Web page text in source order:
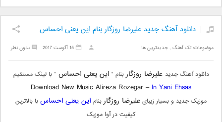
دانلود آهنگ جدید علیرضا روزگار بنام این یعنی احساس
موضوعات:تک آهنگ ,جدیدترین ها بدون نظر 15 آگوست 2017
دانلود آهنگ جدید علیرضا روزگاربنام “ این یعنی احساس” با لینک مستقیم
Download New Music Alireza Rozegar – In Yani Ehsas
موزیک جدید و بسیار زیبایعلیرضا روزگاربنام این یعنی احساسبا بالاترین
کیفیت در آوا موزیک